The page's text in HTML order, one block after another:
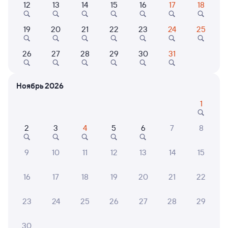
Найдём билет на поезд за вас
Искать билеты
Отели в Пскове
12 13 14 15 16 17 18
19 20 21 22 23 24 25
26 27 28 29 30 31
Ноябрь 2026
1
2 3 4 5 6 7 8
9 10 11 12 13 14 15
16 17 18 19 20 21 22
23 24 25 26 27 28 29
30